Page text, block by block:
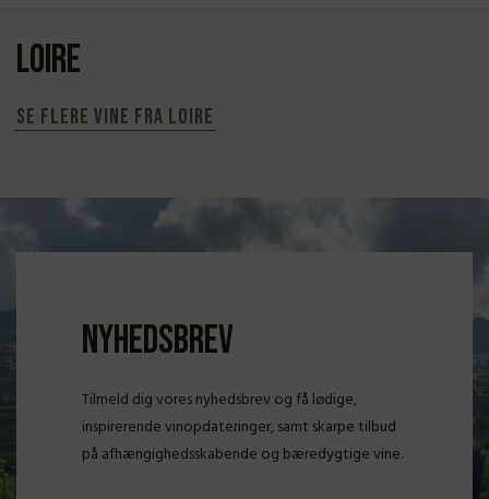
Loire
Se flere vine fra Loire
Nyhedsbrev
Tilmeld dig vores nyhedsbrev og få lødige,
inspirerende vinopdateringer, samt skarpe tilbud
på afhængighedsskabende og bæredygtige vine.